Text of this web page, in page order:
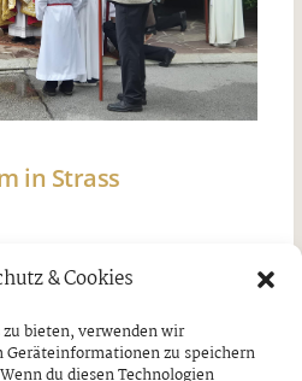
& Cookies
bieten, verwenden wir
Geräteinformationen zu speichern
du diesen Technologien
in Strass